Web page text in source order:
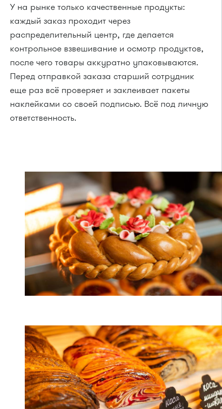
У на рынке только качественные продукты:
каждый заказ проходит через
распределительный центр, где делается
контрольное взвешивание и осмотр продуктов,
после чего товары аккуратно упаковываются.
Перед отправкой заказа старший сотрудник
еще раз всё проверяет и заклеивает пакеты
наклейками со своей подписью. Всё под личную
ответственность.